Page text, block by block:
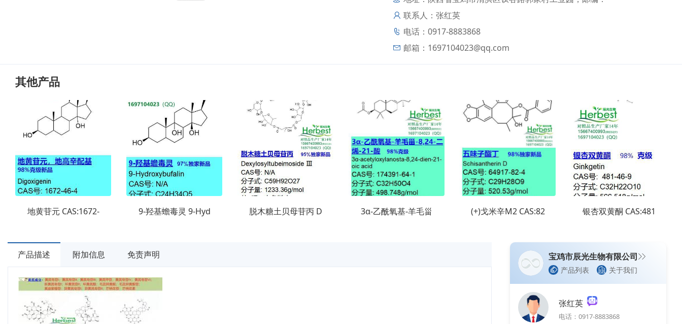
联系人：张红英
电话：0917-8883868
邮箱： 1697104023@qq.com
其他产品
地黄苷元 CAS:1672- 9-羟基蟾毒灵 9-Hyd 脱木糖土贝母苷丙 D 3α-乙酰氧基-羊毛甾 (+)戈米辛M2 CAS:82 银杏双黄酮 CAS:481
产品描述 附加信息 免责声明 宝鸡市辰光生物有限公司
产品列表 关于我们
张红英
电话：0917-8883868